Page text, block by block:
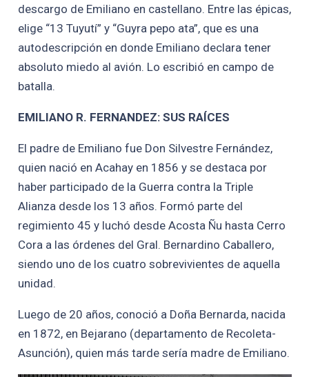
descargo de Emiliano en castellano. Entre las épicas,
elige “13 Tuyutí” y “Guyra pepo ata”, que es una
autodescripción en donde Emiliano declara tener
absoluto miedo al avión. Lo escribió en campo de
batalla.
EMILIANO R. FERNANDEZ: SUS RAÍCES
El padre de Emiliano fue Don Silvestre Fernández,
quien nació en Acahay en 1856 y se destaca por
haber participado de la Guerra contra la Triple
Alianza desde los 13 años. Formó parte del
regimiento 45 y luchó desde Acosta Ñu hasta Cerro
Cora a las órdenes del Gral. Bernardino Caballero,
siendo uno de los cuatro sobrevivientes de aquella
unidad.
Luego de 20 años, conoció a Doña Bernarda, nacida
en 1872, en Bejarano (departamento de Recoleta-
Asunción), quien más tarde sería madre de Emiliano.